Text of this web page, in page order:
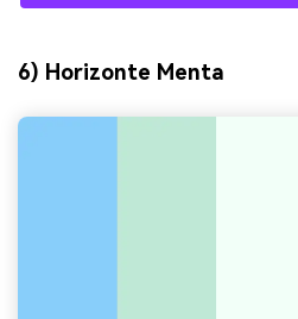
6) Horizonte Menta